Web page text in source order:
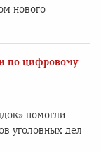
нового
по цифровому
помогли
уголовных дел